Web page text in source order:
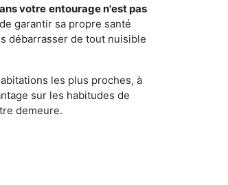
votre entourage n'est pas
garantir sa propre santé
débarrasser de tout nuisible
les plus proches, à
sur les habitudes de
demeure.